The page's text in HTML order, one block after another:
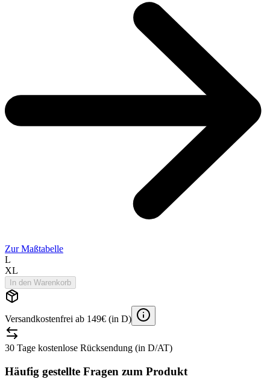
Zur Maßtabelle
L
XL
In den Warenkorb
Versandkostenfrei ab 149€ (in D)
30 Tage kostenlose Rücksendung (in D/AT)
Häufig gestellte Fragen zum Produkt